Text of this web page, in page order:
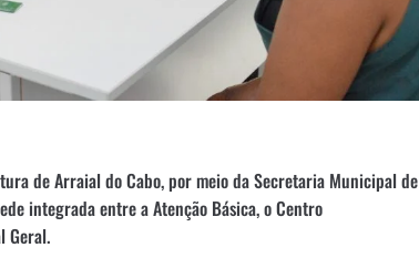
de Arraial do Cabo, por meio da Secretaria Municipal de
integrada entre a Atenção Básica, o Centro
Geral.